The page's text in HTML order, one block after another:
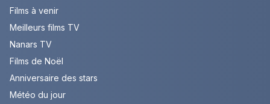
Films à venir
Meilleurs films TV
Nanars TV
Films de Noël
Anniversaire des stars
Météo du jour